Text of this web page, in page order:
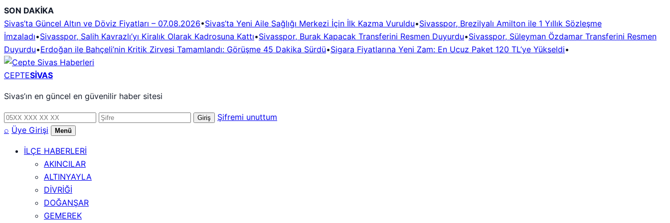
İçeriğe
geç
SON DAKİKA
Sivas’ta Güncel Altın ve Döviz Fiyatları – 07.08.2026•Sivas’ta Yeni Aile Sağlığı Merkezi İçin İlk Kazma Vuruldu•Sivasspor, Brezilyalı Amilton ile 1 Yıllık Sözleşme
İmzaladı•Sivasspor, Salih Kavrazlı’yı Kiralık Olarak Kadrosuna Kattı•Sivasspor, Burak Kapacak Transferini Resmen Duyurdu•Sivasspor, Süleyman Özdamar Transferini Resmen
Duyurdu•Erdoğan ile Bahçeli’nin Kritik Zirvesi Tamamlandı: Görüşme 45 Dakika Sürdü•Sigara Fiyatlarına Yeni Zam: En Ucuz Paket 120 TL’ye Yükseldi•
CEPTESİVAS
Sivas’ın en güncel en güvenilir haber sitesi
Telefon
numarası
Şifre Giriş
Şifremi unuttum
⌕ Üye Girişi Menü
İLÇE HABERLERİ
AKINCILAR
ALTINYAYLA
DİVRİĞİ
DOĞANŞAR
GEMEREK